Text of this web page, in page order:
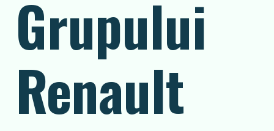
Grupului
Renault